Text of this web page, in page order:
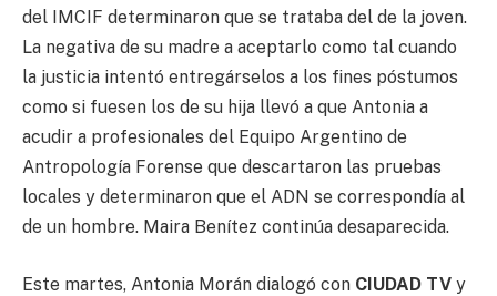
del IMCIF determinaron que se trataba del de la joven.
La negativa de su madre a aceptarlo como tal cuando
la justicia intentó entregárselos a los fines póstumos
como si fuesen los de su hija llevó a que Antonia a
acudir a profesionales del Equipo Argentino de
Antropología Forense que descartaron las pruebas
locales y determinaron que el ADN se correspondía al
de un hombre. Maira Benítez continúa desaparecida.
Este martes, Antonia Morán dialogó con CIUDAD TV y